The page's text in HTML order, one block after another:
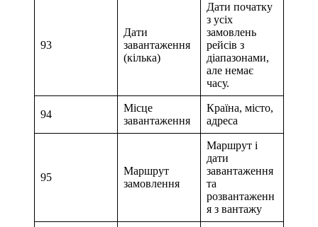
93
Дати
завантаження
(кілька)
Дати початку
з усіх
замовлень
рейсів з
діапазонами,
але немає
часу.
94
Місце
завантаження
Країна, місто,
адреса
95
Маршрут
замовлення
Маршрут і
дати
завантаження
та
розвантаженн
я з вантажу